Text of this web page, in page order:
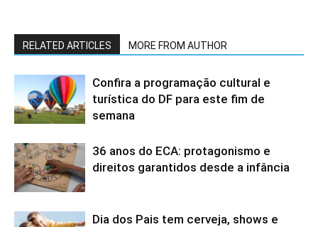
RELATED ARTICLES MORE FROM AUTHOR
Confira a programação cultural e
turística do DF para este fim de
semana
36 anos do ECA: protagonismo e
direitos garantidos desde a infância
Dia dos Pais tem cerveja, shows e